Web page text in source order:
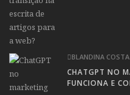
BLANDINA COSTA
CHATGPT NO
FUNCIONA E